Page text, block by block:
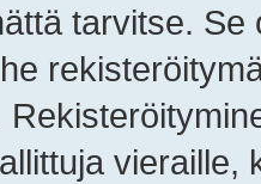
tarvitse.
vieraille,